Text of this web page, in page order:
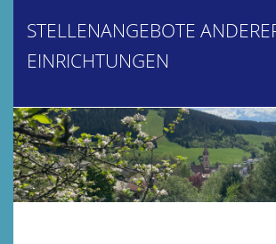
STELLENANGEBOTE
EINRICHTUNGEN